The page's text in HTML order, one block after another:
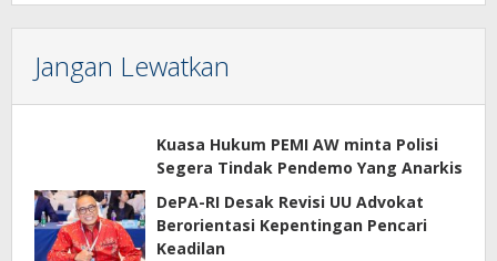
Jangan Lewatkan
Kuasa Hukum PEMI AW minta Polisi
Segera Tindak Pendemo Yang Anarkis
DePA-RI Desak Revisi UU Advokat
Berorientasi Kepentingan Pencari
Keadilan